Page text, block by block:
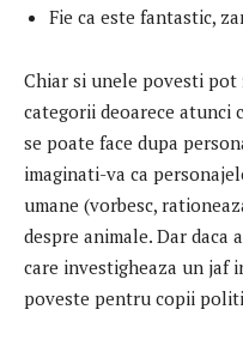
Fie ca este fantastic,
Chiar si unele povesti pot
categorii deoarece atunci
se poate face dupa
imaginati-va ca
umane (vorbesc,
despre animale. Dar daca
care investigheaza un jaf
poveste pentru copii